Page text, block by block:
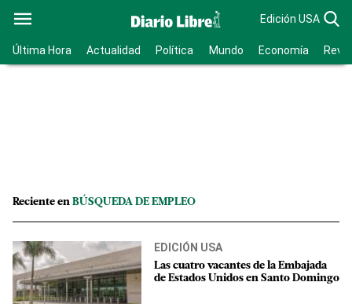
Edición USA
Última Hora Actualidad Política Mundo Economía
Reciente en BÚSQUEDA DE EMPLEO
EDICIÓN USA
Las cuatro vacantes de la Embajada
de Estados Unidos en Santo Domingo